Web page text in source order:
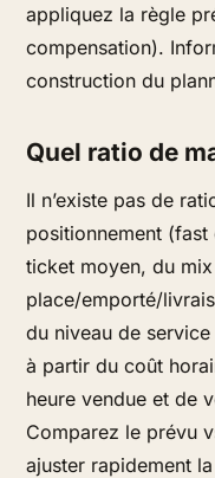
appliquez la règle
compensation).
construction du
Quel ratio de
Il n’existe pas de
positionnement
ticket moyen, du
place/emporté/
du niveau de
à partir du coût
heure vendue et de
Comparez le prévu
ajuster rapidement